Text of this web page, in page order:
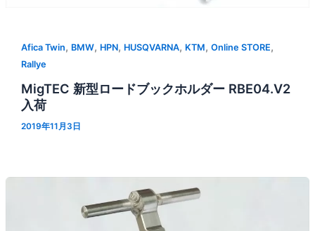
Afica Twin, BMW, HPN, HUSQVARNA, KTM, Online STORE,
Rallye
MigTEC 新型ロードブックホルダー RBE04.V2
入荷
2019年11月3日